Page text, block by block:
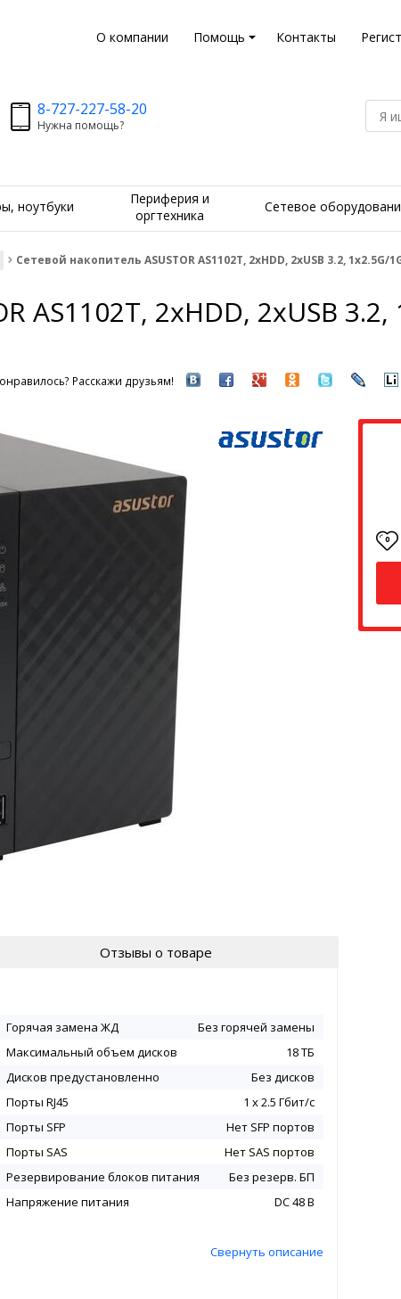
О компании Помощь Контакты
8-727-227-58-20
Нужна помощь?
ноутбуки
Периферия и
оргтехника
Сетевое
Сетевой накопитель ASUSTOR AS1102T, 2хHDD, 2xUSB 3.2, 1x2.5G/
AS1102T, 2хHDD, 2xUSB
Расскажи друзьям!
0
Отзывы о товаре
Горячая замена ЖД
Без горячей замены
Максимальный объем дисков
18 ТБ
Дисков предустановленно
Без дисков
Порты RJ45
1 x 2.5 Гбит/с
Порты SFP
Нет SFP портов
Порты SAS
Нет SAS портов
Резервирование блоков питания
Без резерв. БП
Напряжение питания
DС 48 В
Свернуть описание